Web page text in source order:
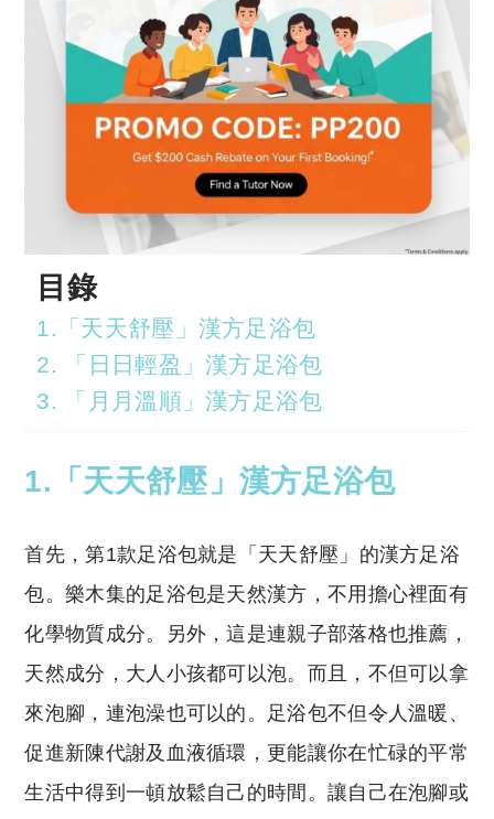
目錄
1.「天天舒壓」漢方足浴包
2. 「日日輕盈」漢方足浴包
3. 「月月溫順」漢方足浴包
1.「天天舒壓」漢方足浴包
首先，第1款足浴包就是「天天舒壓」的漢方足浴
包。樂木集的足浴包是天然漢方，不用擔心裡面有
化學物質成分。另外，這是連親子部落格也推薦，
天然成分，大人小孩都可以泡。而且，不但可以拿
來泡腳，連泡澡也可以的。足浴包不但令人溫暖、
促進新陳代謝及血液循環，更能讓你在忙碌的平常
生活中得到一頓放鬆自己的時間。讓自己在泡腳或